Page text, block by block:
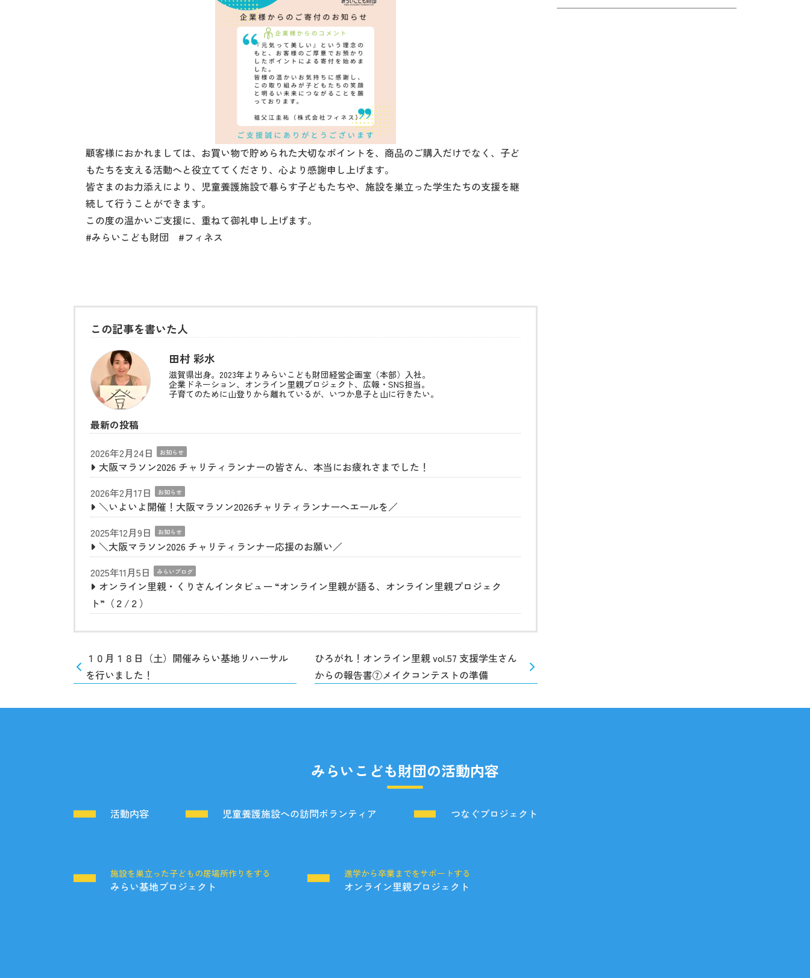
顧客様におかれましては、お買い物で貯められた大切なポイントを、商品のご購入だけでなく、子ど
もたちを支える活動へと役立ててくださり、心より感謝申し上げます。
皆さまのお力添えにより、児童養護施設で暮らす子どもたちや、施設を巣立った学生たちの支援を継
続して行うことができます。
この度の温かいご支援に、重ねて御礼申し上げます。
#みらいこども財団 #フィネス
この記事を書いた人
田村 彩水
滋賀県出身。2023年よりみらいこども財団経営企画室（本部）入社。
企業ドネーション、オンライン里親プロジェクト、広報・SNS担当。
子育てのために山登りから離れているが、いつか息子と山に行きたい。
最新の投稿
2026年2月24日
お知らせ
大阪マラソン2026 チャリティランナーの皆さん、本当にお疲れさまでした！
2026年2月17日
お知らせ
＼いよいよ開催！大阪マラソン2026チャリティランナーへエールを／
2025年12月9日
お知らせ
＼大阪マラソン2026 チャリティランナー応援のお願い／
2025年11月5日
みらいブログ
オンライン里親・くりさんインタビュー “オンライン里親が語る、オンライン里親プロジェク
ト”（２/２）
１０月１８日（土）開催みらい基地リハーサル
を行いました！
ひろがれ！オンライン里親 vol.57 支援学生さん
からの報告書⑦メイクコンテストの準備
みらいこども財団の活動内容
活動内容 児童養護施設への訪問ボランティア つなぐプロジェクト
施設を巣立った子どもの居場所作りをする
みらい基地プロジェクト
進学から卒業までをサポートする
オンライン里親プロジェクト